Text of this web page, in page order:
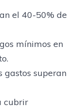
el 40-50% de
mínimos en
gastos superan
cubrir